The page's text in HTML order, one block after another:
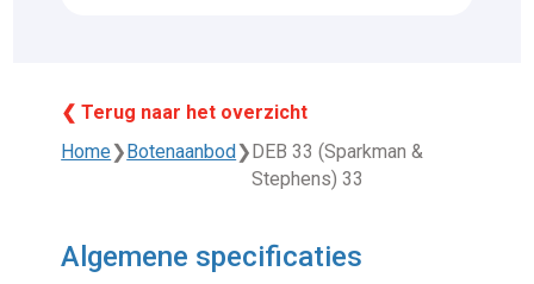
❮ Terug naar het overzicht
Home❯Botenaanbod❯DEB 33 (Sparkman &
Stephens) 33
Algemene specificaties